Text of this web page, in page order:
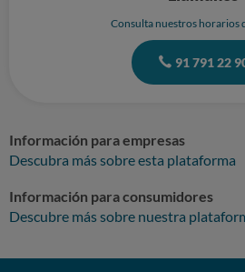
Consulta nuestros horarios
91 791 22
Información para empresas
Descubra más sobre esta plataforma
Información para consumidores
Descubre más sobre nuestra